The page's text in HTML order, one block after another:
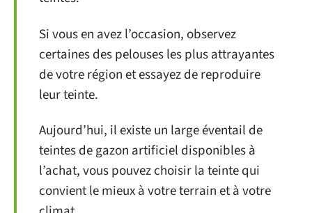
Si vous en avez l’occasion, observez
certaines des pelouses les plus attrayantes
de votre région et essayez de reproduire
leur teinte.
Aujourd’hui, il existe un large éventail de
teintes de gazon artificiel disponibles à
l’achat, vous pouvez choisir la teinte qui
convient le mieux à votre terrain et à votre